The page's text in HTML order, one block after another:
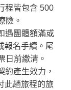
程皆包含 500
險。
遇團體額滿或
報名手續。尾
日前繳清。
約產生效力，
此趟旅程的旅